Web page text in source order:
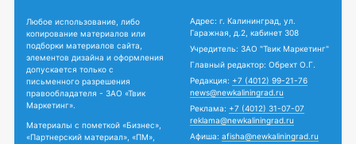
Любое использование, либо
копирование материалов или
подборки материалов сайта,
элементов дизайна и оформления
допускается только с
письменного разрешения
правообладателя - ЗАО «Твик
Маркетинг».
Материалы с пометкой «Бизнес»,
«Партнерский материал», «ПМ»,
Адрес: г. Калининград, ул.
Гаражная, д.2, кабинет 308
Учредитель: ЗАО "Твик Маркетинг"
Главный редактор: Обрехт О.Г.
Редакция: +7 (4012) 99-21-76
news@newkaliningrad.ru
Реклама: +7 (4012) 31-07-07
reklama@newkaliningrad.ru
Афиша: afisha@newkaliningrad.ru